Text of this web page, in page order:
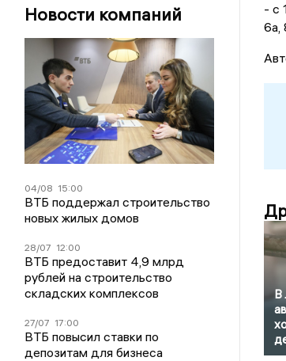
Новости компаний
04/08 15:00
ВТБ поддержал строительство
новых жилых домов
28/07 12:00
ВТБ предоставит 4,9 млрд
рублей на строительство
складских комплексов
27/07 17:00
ВТБ повысил ставки по
депозитам для бизнеса
- с
6а,
В